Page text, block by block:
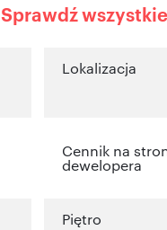
Sprawdź
Lokalizacja
Cennik na
dewelopera
Piętro